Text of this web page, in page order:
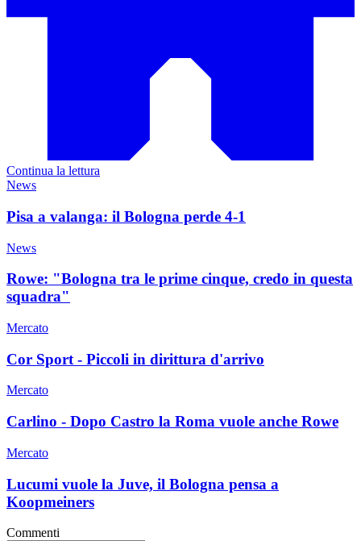
Continua la lettura
News
Pisa a valanga: il Bologna perde 4-1
News
Rowe: "Bologna tra le prime cinque, credo in questa
squadra"
Mercato
Cor Sport - Piccoli in dirittura d'arrivo
Mercato
Carlino - Dopo Castro la Roma vuole anche Rowe
Mercato
Lucumi vuole la Juve, il Bologna pensa a
Koopmeiners
Commenti